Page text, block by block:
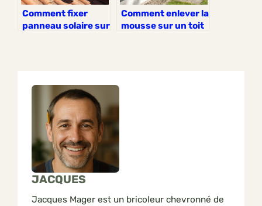
Comment fixer
panneau solaire sur
Comment enlever la
mousse sur un toit
JACQUES
Jacques Mager est un bricoleur chevronné de